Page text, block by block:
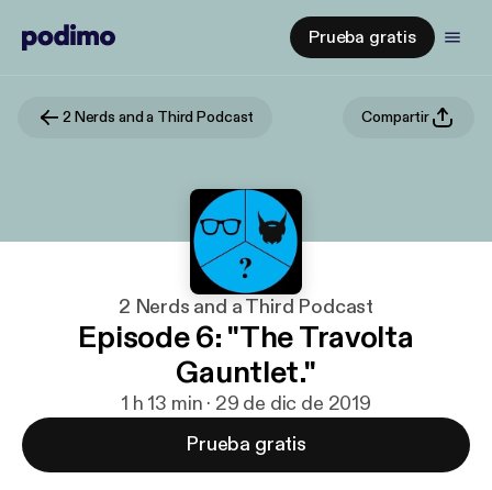
Prueba gratis
2 Nerds and a Third Podcast Compartir
2 Nerds and a Third Podcast
Episode 6: "The Travolta
Gauntlet."
1 h 13 min · 29 de dic de 2019
Prueba gratis